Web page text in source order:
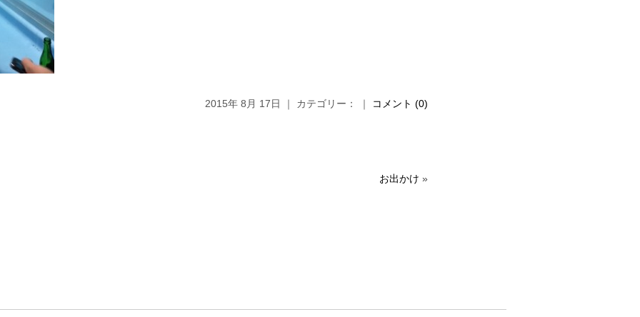
2015年 8月 17日 ｜ カテゴリー： ｜ コメント (0)
お出かけ »